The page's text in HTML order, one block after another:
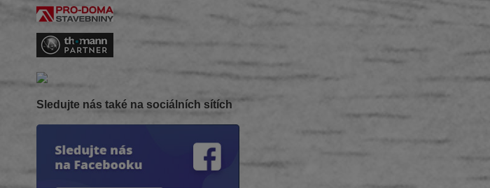
Sledujte nás také na sociálních sítích